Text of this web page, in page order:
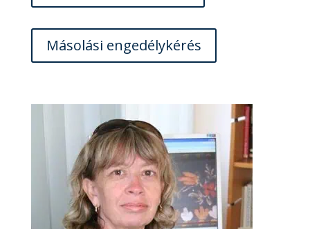
Másolási engedélykérés